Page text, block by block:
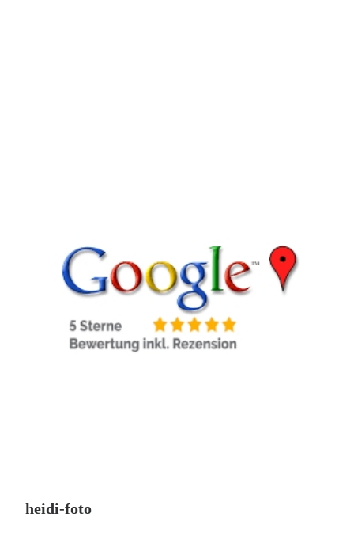
heidi-foto